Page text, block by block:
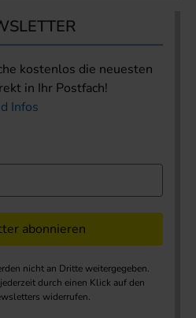
kostenlos die neuesten
in Ihr Postfach!
Infos
abonnieren
nicht an Dritte weitergegeben.
durch einen Klick auf den
widerrufen.